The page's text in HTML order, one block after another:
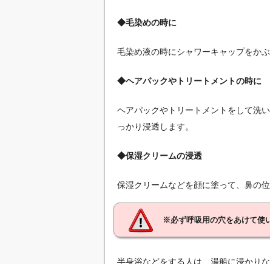
◆毛染めの時に
毛染め液の時にシャワーキャップをか
◆ヘアパックやトリートメントの時に
ヘアパックやトリートメントをして洗
っかり浸透します。
◆保湿クリームの浸透
保湿クリームなどを顔に塗って、鼻の
※必ず呼吸用の穴をあけて使
半身浴などをする人は、湯船に浸かり